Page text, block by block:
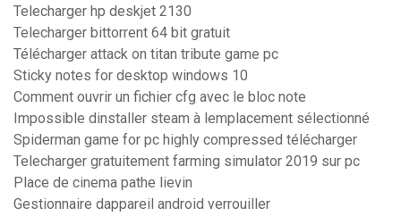
Telecharger hp deskjet 2130
Telecharger bittorrent 64 bit gratuit
Télécharger attack on titan tribute game pc
Sticky notes for desktop windows 10
Comment ouvrir un fichier cfg avec le bloc note
Impossible dinstaller steam à lemplacement sélectionné
Spiderman game for pc highly compressed télécharger
Telecharger gratuitement farming simulator 2019 sur pc
Place de cinema pathe lievin
Gestionnaire dappareil android verrouiller